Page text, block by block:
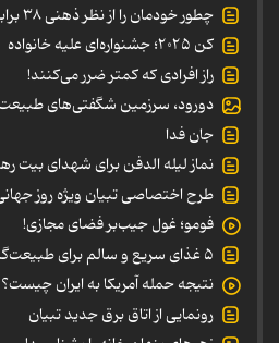
چطور خودمان را از نظر ذهنی ۳۸ برابر قوی‌تر کنیم؟
کن ۲۰۲۵؛ جشنواره‌ای علیه خانواده
راز افرادی که کمتر ضرر می‌کنند!
دورود، سرزمین شگفتی‌های
جان فدا
نماز لیله الدفن برای شهدای بیت
طرح اختصاصی تبیان ویژه روز
فومو؛ غول جیب‌بر فضای مجازی!
۵ غذای سریع و سالم برای طبیعت‌گردی
نتیجه حمله آمریکا به ایران چیست؟
رونمایی از اتاق برق جدید تبیان